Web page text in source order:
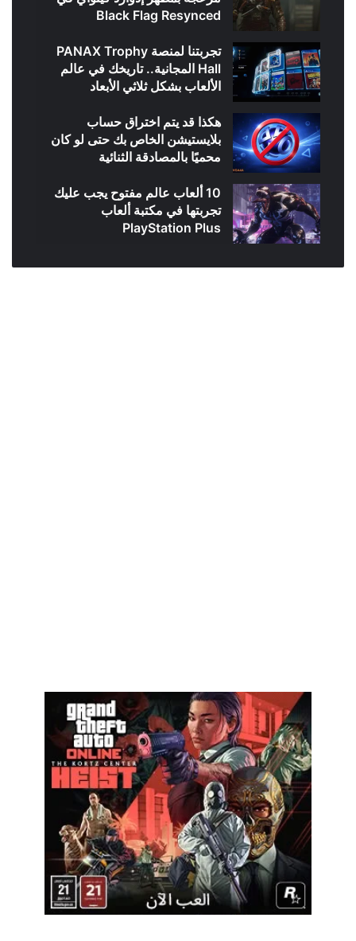
Black Flag Resynced
تجربتنا لمنصة PANAX Trophy
Hall المجانية.. تاريخك في عالم
الألعاب بشكل ثلاثي الأبعاد
هكذا قد يتم اختراق حساب
بلايستيشن الخاص بك حتى لو كان
محميًا بالمصادقة الثنائية
10 ألعاب عالم مفتوح يجب عليك
تجربتها في مكتبة ألعاب
PlayStation Plus